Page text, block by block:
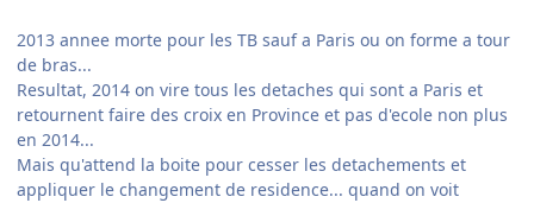
2013 annee morte pour les TB sauf a Paris ou on forme a tour
de bras...
Resultat, 2014 on vire tous les detaches qui sont a Paris et
retournent faire des croix en Province et pas d'ecole non plus
en 2014...
Mais qu'attend la boite pour cesser les detachements et
appliquer le changement de residence... quand on voit